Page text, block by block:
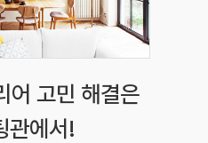
어 고민 해결은
관에서!